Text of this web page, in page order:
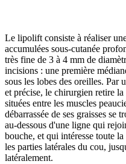
Le lipolift consiste à réaliser
accumulées sous-cutanée
très fine de 3 à 4 mm de
incisions : une première
sous les lobes des oreilles. Par
et précise, le chirurgien retire la
situées entre les muscles
débarrassée de ses graisses se
au-dessous d'une ligne qui
bouche, et qui intéresse toute
les parties latérales du cou,
latéralement.